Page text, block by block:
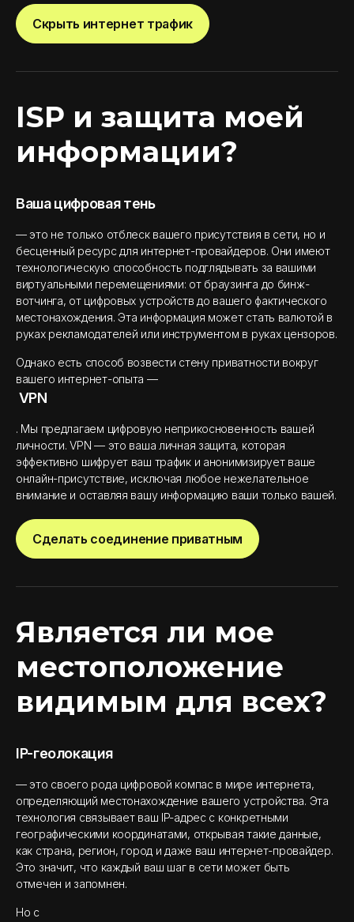
Скрыть интернет трафик
ISP и защита моей
информации?
Ваша цифровая тень
— это не только отблеск вашего присутствия в сети, но и
бесценный ресурс для интернет-провайдеров. Они имеют
технологическую способность подглядывать за вашими
виртуальными перемещениями: от браузинга до бинж-
вотчинга, от цифровых устройств до вашего фактического
местонахождения. Эта информация может стать валютой в
руках рекламодателей или инструментом в руках цензоров.
Однако есть способ возвести стену приватности вокруг
вашего интернет-опыта —
VPN
. Мы предлагаем цифровую неприкосновенность вашей
личности. VPN — это ваша личная защита, которая
эффективно шифрует ваш трафик и анонимизирует ваше
онлайн-присутствие, исключая любое нежелательное
внимание и оставляя вашу информацию ваши только вашей.
Сделать соединение приватным
Является ли мое
местоположение
видимым для всех?
IP-геолокация
— это своего рода цифровой компас в мире интернета,
определяющий местонахождение вашего устройства. Эта
технология связывает ваш IP-адрес с конкретными
географическими координатами, открывая такие данные,
как страна, регион, город и даже ваш интернет-провайдер.
Это значит, что каждый ваш шаг в сети может быть
отмечен и запомнен.
Но с